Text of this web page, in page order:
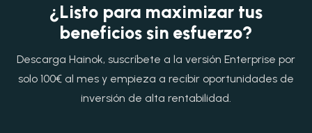
¿Listo para maximizar tus
beneficios sin esfuerzo?
Descarga Hainok, suscríbete a la versión Enterprise por
solo 100€ al mes y empieza a recibir oportunidades de
inversión de alta rentabilidad.